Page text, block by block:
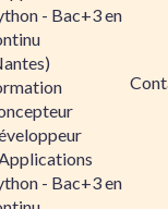
- Bac+3 en
- Bac+3 en